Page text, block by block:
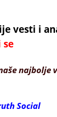
vesti i
se
najbolje
Social